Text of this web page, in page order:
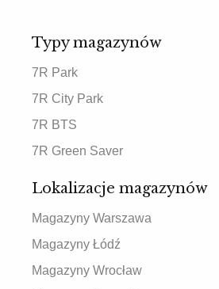
Typy magazynów
7R Park
7R City Park
7R BTS
7R Green Saver
Lokalizacje magazynów
Magazyny Warszawa
Magazyny Łódź
Magazyny Wrocław